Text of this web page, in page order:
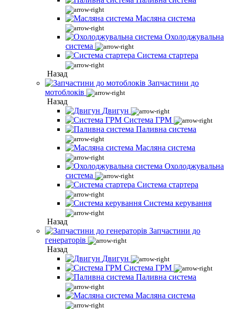
Масляна система
Охолоджувальна
система
Система стартера
Назад
Запчастини до
мотоблоків
Назад
Двигун
Система ГРМ
Паливна система
Масляна система
Охолоджувальна
система
Система стартера
Система керування
Назад
Запчастини до
генераторів
Назад
Двигун
Система ГРМ
Паливна система
Масляна система